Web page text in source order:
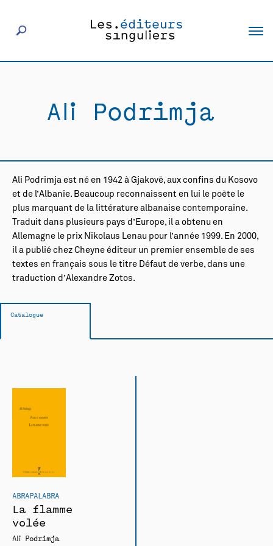
Éditeurs
Actualités
Rencontres
Ali Podrimja
Ali Podrimja est né en 1942 à Gjakovë, aux confins du Kosovo
et de l’Albanie. Beaucoup reconnaissent en lui le poète le
plus marquant de la littérature albanaise contemporaine.
Traduit dans plusieurs pays d’Europe, il a obtenu en
Allemagne le prix Nikolaus Lenau pour l’année 1999. En 2000,
il a publié chez Cheyne éditeur un premier ensemble de ses
textes en français sous le titre Défaut de verbe, dans une
traduction d’Alexandre Zotos.
Catalogue
ABRAPALABRA
La flamme
volée
Ali Podrimja